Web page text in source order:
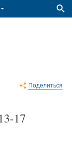
Поделиться
13-17